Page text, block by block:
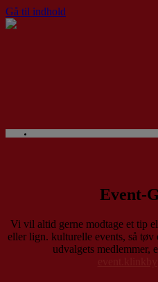
Gå til indhold
Event-
Vi vil altid gerne modtage et tip
eller lign. kulturelle events, så
udvalgets medlemmer,